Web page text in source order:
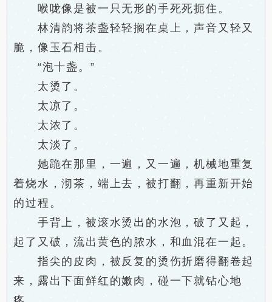
喉咙像是被一只无形的手死死扼住。
林清韵将茶盏轻轻搁在桌上，声音又轻又
脆，像玉石相击。
“泡十盏。”
太烫了。
太凉了。
太浓了。
太淡了。
她跪在那里，一遍，又一遍，机械地重复
着烧水，沏茶，端上去，被打翻，再重新开始
的过程。
手背上，被滚水烫出的水泡，破了又起，
起了又破，流出黄色的脓水，和血混在一起。
指尖的皮肉，被反复的烫伤折磨得翻卷起
来，露出下面鲜红的嫩肉，碰一下就钻心地